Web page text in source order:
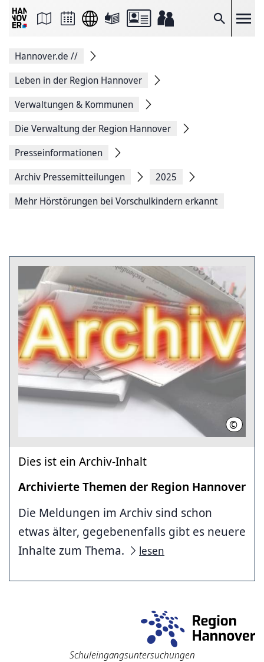
Suche
Seite
Facebook
teilen
Seitenlink
Seite
Hannover.de //
Leben in der Region Hannover
Verwaltungen & Kommunen
Die Verwaltung der Region Hannover
Presseinformationen
Archiv Pressemitteilungen
2025
Mehr Hörstörungen bei Vorschulkindern erkannt
©
Dies ist ein Archiv-Inhalt
Archivierte Themen der Region Hannover
Die Meldungen im Archiv sind schon
etwas älter, gegebenenfalls gibt es neuere
Inhalte zum Thema.
lesen
Schuleingangs­untersuchungen